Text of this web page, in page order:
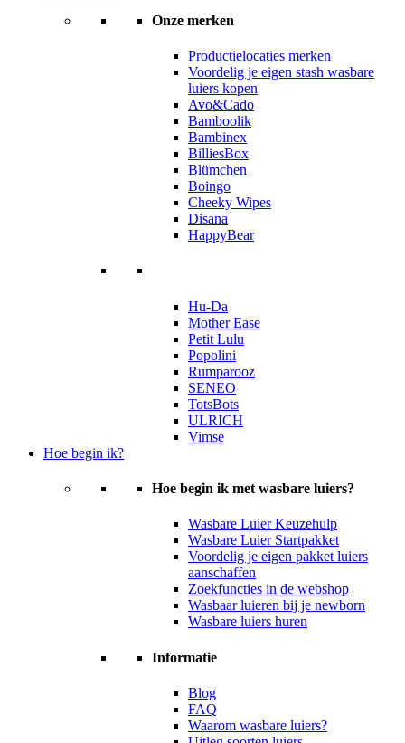
Onze merken
Productielocaties merken
Voordelig je eigen stash wasbare
luiers kopen
Avo&Cado
Bamboolik
Bambinex
BilliesBox
Blümchen
Boingo
Cheeky Wipes
Disana
HappyBear
Hu-Da
Mother Ease
Petit Lulu
Popolini
Rumparooz
SENEO
TotsBots
ULRICH
Vimse
Hoe begin ik?
Hoe begin ik met wasbare luiers?
Wasbare Luier Keuzehulp
Wasbare Luier Startpakket
Voordelig je eigen pakket luiers
aanschaffen
Zoekfuncties in de webshop
Wasbaar luieren bij je newborn
Wasbare luiers huren
Informatie
Blog
FAQ
Waarom wasbare luiers?